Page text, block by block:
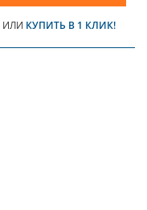
ИЛИ КУПИТЬ В 1 КЛИК!